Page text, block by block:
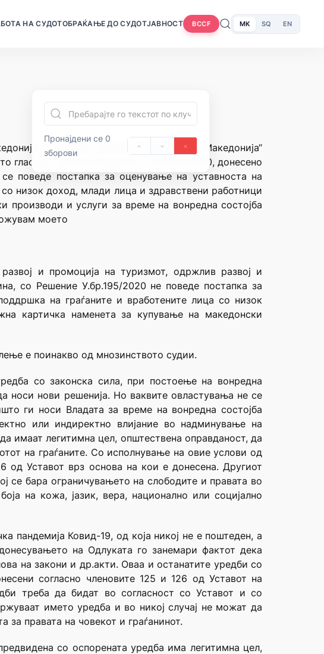
НА СУДОТОБРАЌАЊЕ ДО СУДОТЈАВНОСТ BCCF MK SQ EN
Пронајдени се 0
зборови
(„Службен весник на Република Македонија“
гласање против Решението У.бр.195/2020, донесено
поведе постапка за оценување на уставноста на
низок доход, млади лица и здравствени работници
и услуги за време на вонредна состојба
моето
и промоција на туризмот, одржлив развој и
со Решение У.бр.195/2020 не поведе постапка за
на граѓаните и вработените лица со низок
картичка наменета за купување на македонски
е поинакво од мнозинството судии.
со законска сила, при постоење на вонредна
носи нови решенија. Но ваквите овластувања не се
ги носи Владата за време на вонредна состојба
или индиректно влијание во надминување на
имаат легитимна цел, општествена оправданост, да
на граѓаните. Со исполнување на овие услови од
од Уставот врз основа на кои е донесена. Другиот
се бара ограничувањето на слободите и правата во
на кожа, јазик, вера, национално или социјално
пандемија Ковид-19, од која никој не е поштеден, а
на Одлуката го занемари фактот дека
на закони и др.акти. Оваа и останатите уредби со
согласно членовите 125 и 126 од Уставот на
треба да бидат во согласност со Уставот и со
името уредба и во никој случај не можат да
за правата на човекот и граѓанинот.
со оспорената уредба има легитимна цел,